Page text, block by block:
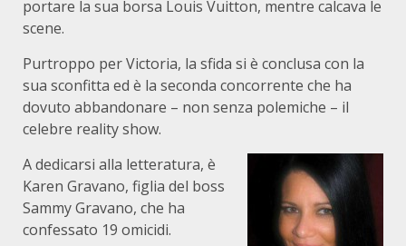
portare la sua borsa Louis Vuitton, mentre calcava le
scene.
Purtroppo per Victoria, la sfida si è conclusa con la
sua sconfitta ed è la seconda concorrente che ha
dovuto abbandonare – non senza polemiche – il
celebre reality show.
A dedicarsi alla letteratura, è
Karen Gravano, figlia del boss
Sammy Gravano, che ha
confessato 19 omicidi.